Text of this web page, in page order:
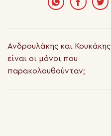
Ανδρουλάκης και Κουκάκης
είναι οι μόνοι που
παρακολουθούνταν;